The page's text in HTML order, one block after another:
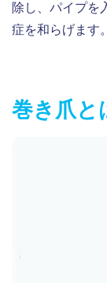
除し、パイプを
症を和らげます
巻き爪と